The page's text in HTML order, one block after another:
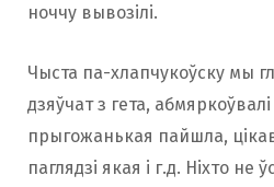
ноччу вывозілі.
Чыста па-хлапчукоўску мы
дзяўчат з гета,
прыгожанькая пайшла,
паглядзі якая і г.д. Ніхто не